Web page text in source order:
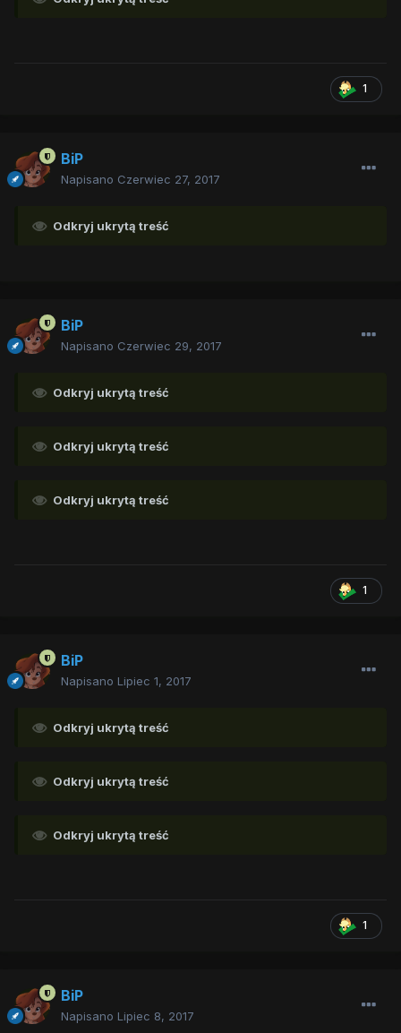
1
BiP
Napisano Czerwiec 27, 2017
Odkryj ukrytą treść
BiP
Napisano Czerwiec 29, 2017
Odkryj ukrytą treść
Odkryj ukrytą treść
Odkryj ukrytą treść
1
BiP
Napisano Lipiec 1, 2017
Odkryj ukrytą treść
Odkryj ukrytą treść
Odkryj ukrytą treść
1
BiP
Napisano Lipiec 8, 2017